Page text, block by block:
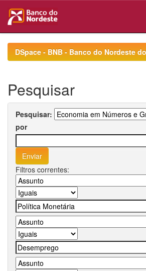
navigationDSpace - BNB - Banco do Nordeste
Pesquisar
Pesquisar:
por
Filtros correntes: